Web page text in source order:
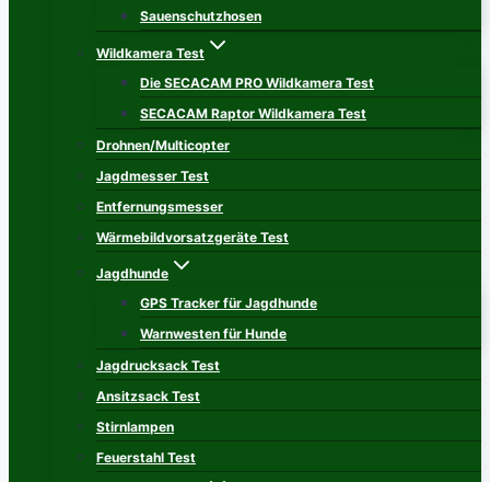
Sauenschutzhosen
Wildkamera Test
Die SECACAM PRO Wildkamera Test
SECACAM Raptor Wildkamera Test
Drohnen/Multicopter
Jagdmesser Test
Entfernungsmesser
Wärmebildvorsatzgeräte Test
Jagdhunde
GPS Tracker für Jagdhunde
Warnwesten für Hunde
Jagdrucksack Test
Ansitzsack Test
Stirnlampen
Feuerstahl Test